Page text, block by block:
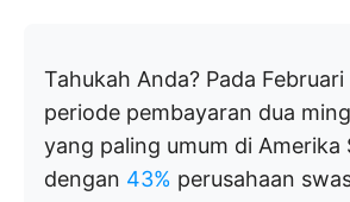
Tahukah Anda? Pada
periode pembayaran dua
yang paling umum di Amerika
dengan 43% perusahaan